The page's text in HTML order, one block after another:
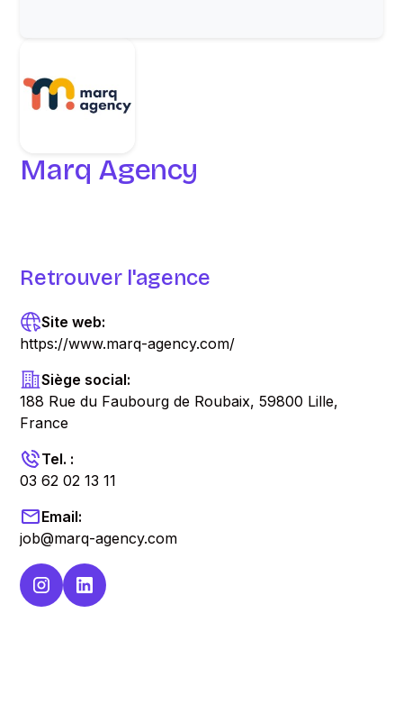
Marq Agency
Retrouver l'agence
Site web:
https://www.marq-agency.com/
Siège social:
188 Rue du Faubourg de Roubaix, 59800 Lille,
France
Tel. :
03 62 02 13 11
Email:
job@marq-agency.com